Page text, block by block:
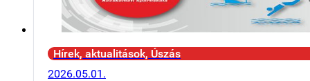
Hírek, aktualitások, Úszás
2026.05.01.